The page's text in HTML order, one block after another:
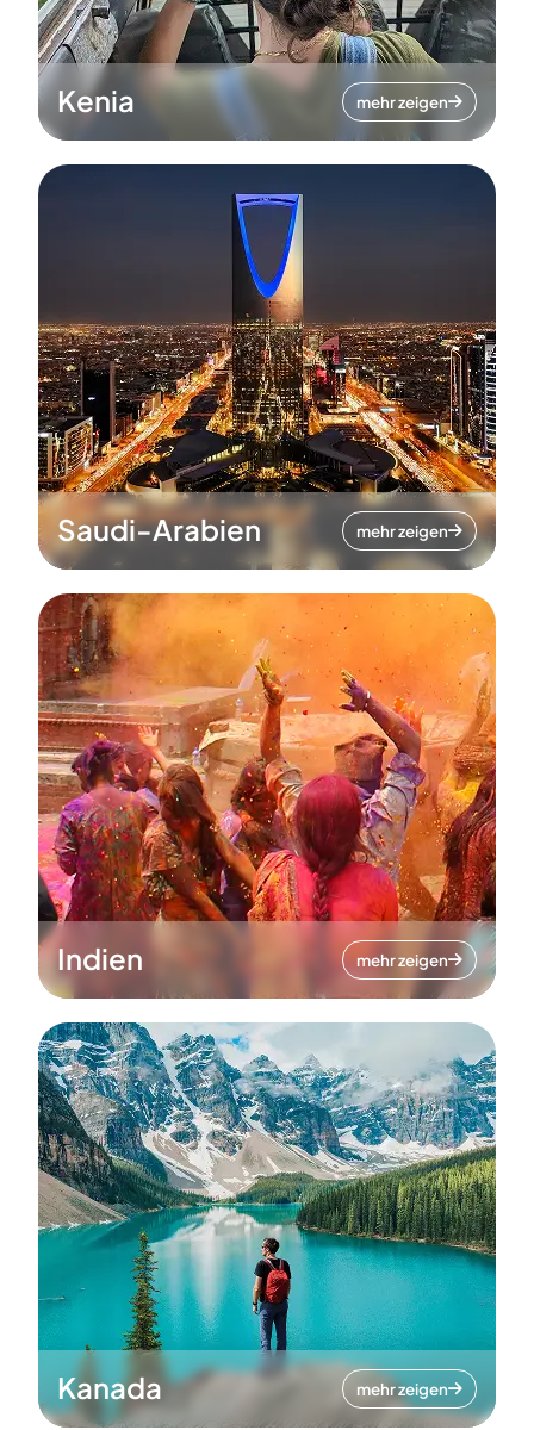
Kenia mehr zeigen
Saudi-Arabien mehr zeigen
Indien mehr zeigen
Kanada mehr zeigen